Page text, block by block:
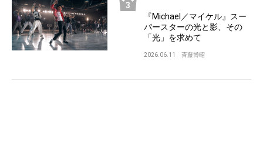
『Michael／マイケル』スー
パースターの光と影、その
「光」を求めて
2026.06.11 斉藤博昭